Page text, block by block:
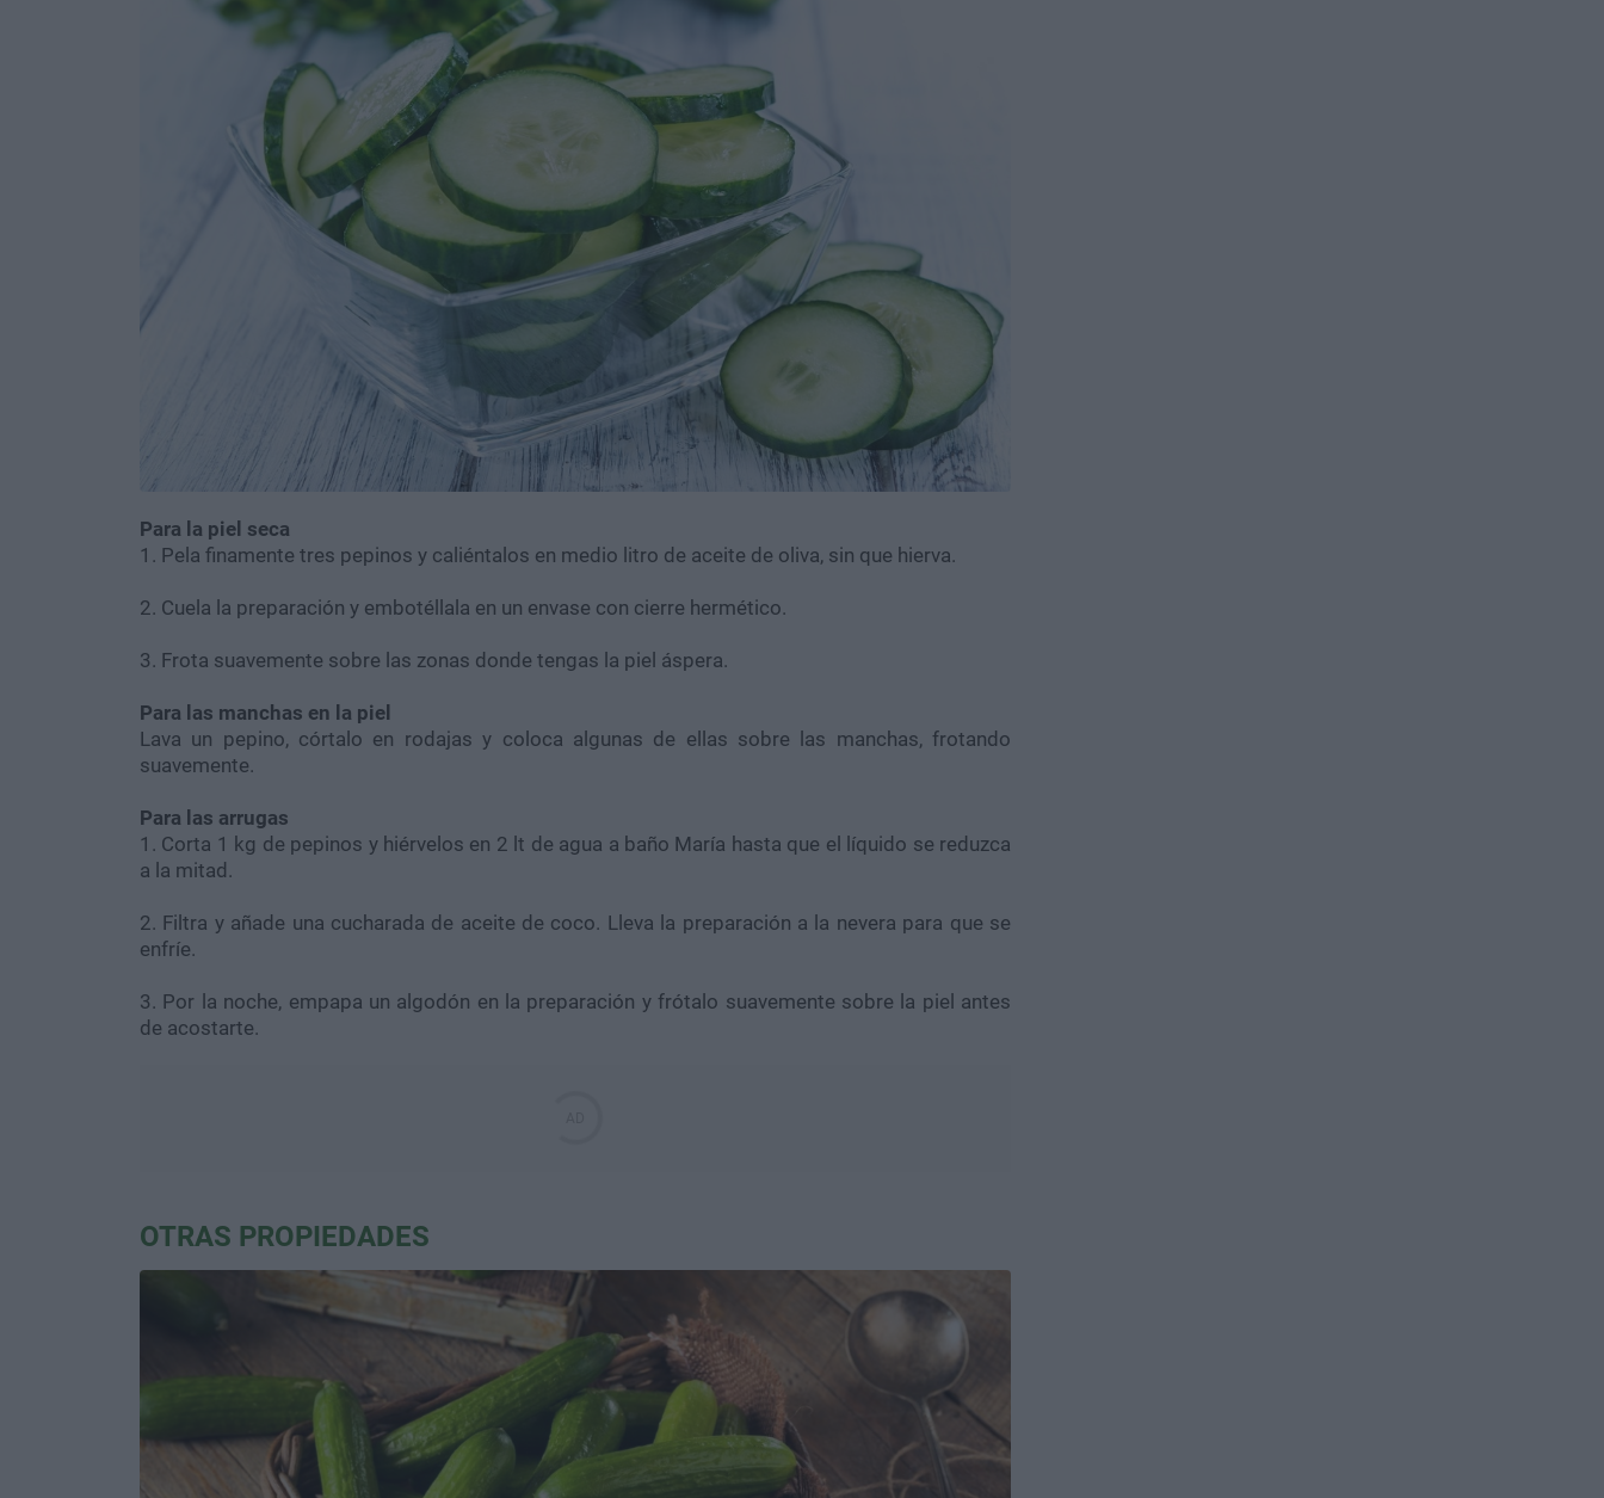
Para la piel seca
1. Pela finamente tres pepinos y caliéntalos en medio litro de aceite de oliva, sin que hierva.
2. Cuela la preparación y embotéllala en un envase con cierre hermético.
3. Frota suavemente sobre las zonas donde tengas la piel áspera.
Para las manchas en la piel
Lava un pepino, córtalo en rodajas y coloca algunas de ellas sobre las manchas, frotando
suavemente.
Para las arrugas
1. Corta 1 kg de pepinos y hiérvelos en 2 lt de agua a baño María hasta que el líquido se reduzca
a la mitad.
2. Filtra y añade una cucharada de aceite de coco. Lleva la preparación a la nevera para que se
enfríe.
3. Por la noche, empapa un algodón en la preparación y frótalo suavemente sobre la piel antes
de acostarte.
OTRAS PROPIEDADES